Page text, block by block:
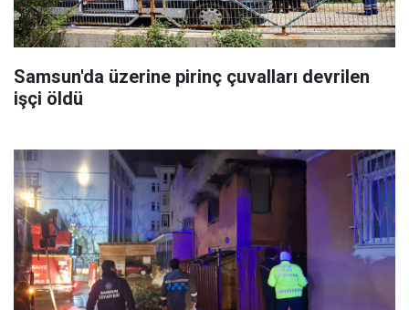
Samsun'da üzerine pirinç çuvalları devrilen
işçi öldü